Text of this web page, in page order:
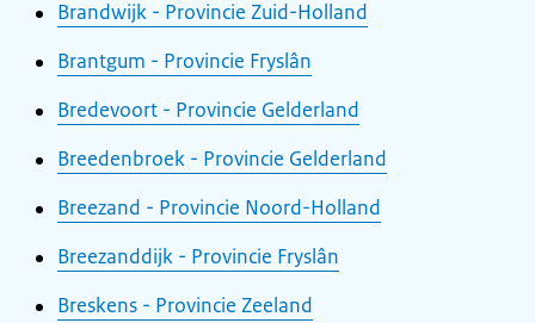
Brandwijk - Provincie Zuid-Holland
Brantgum - Provincie Fryslân
Bredevoort - Provincie Gelderland
Breedenbroek - Provincie Gelderland
Breezand - Provincie Noord-Holland
Breezanddijk - Provincie Fryslân
Breskens - Provincie Zeeland